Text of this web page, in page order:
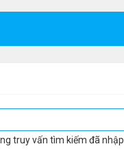
truy vấn tìm kiếm đã nhập